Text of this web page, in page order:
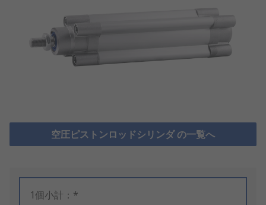
空圧ピストンロッドシリンダ の一覧へ
1個小計：*